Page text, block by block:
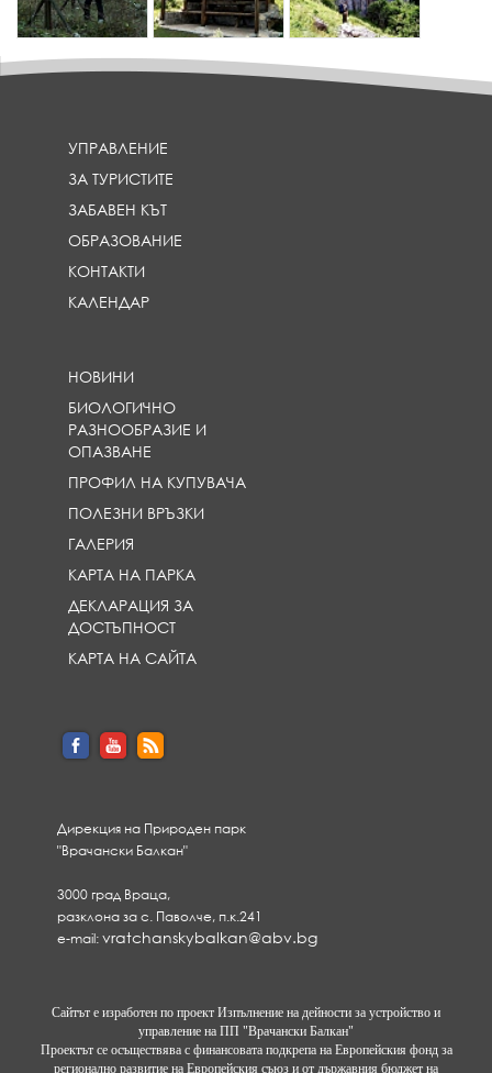
УПРАВЛЕНИЕ
ЗА ТУРИСТИТЕ
ЗАБАВЕН КЪТ
ОБРАЗОВАНИЕ
КОНТАКТИ
КАЛЕНДАР
НОВИНИ
БИОЛОГИЧНО
РАЗНООБРАЗИЕ И
ОПАЗВАНЕ
ПРОФИЛ НА КУПУВАЧА
ПОЛЕЗНИ ВРЪЗКИ
ГАЛЕРИЯ
КАРТА НА ПАРКА
ДЕКЛАРАЦИЯ ЗА
ДОСТЪПНОСТ
КАРТА НА САЙТА
Дирекция на Природен парк
"Врачански Балкан"
3000 град Враца,
разклона за с. Паволче, п.к.241
e-mail:vratchanskybalkan@abv.bg
Сайтът е изработен по проект Изпълнение на дейности за устройство и
управление на ПП "Врачански Балкан"
Проектът се осъществява с финансовата подкрепа на Европейския фонд за
регионално развитие на Европейския съюз и от държавния бюджет на